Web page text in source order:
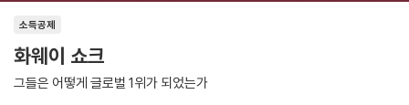
소득공제
화웨이 쇼크
그들은 어떻게 글로벌 1위가 되었는가